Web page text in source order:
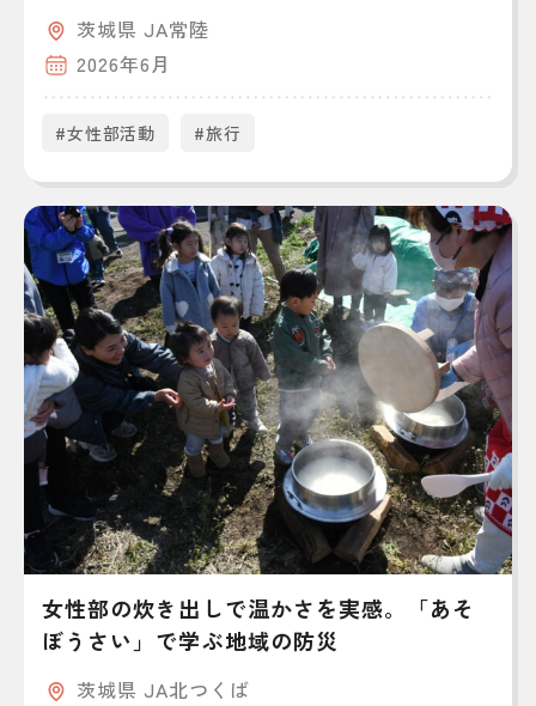
茨城県 JA常陸
2026年6月
#女性部活動 #旅行
女性部の炊き出しで温かさを実感。「あそ
ぼうさい」で学ぶ地域の防災
茨城県 JA北つくば